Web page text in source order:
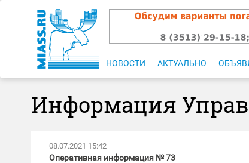
НОВОСТИ АКТУАЛЬНО
Информация
08.07.2021 15:42
Оперативная информация № 73